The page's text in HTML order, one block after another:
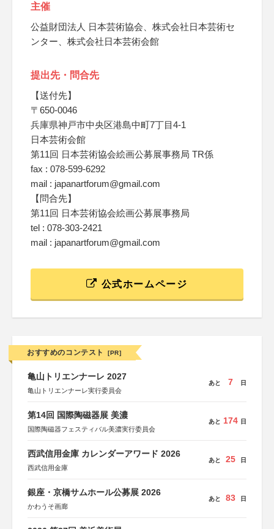
主催
公益財団法人 日本芸術協会、株式会社日本芸術セ
ンター、株式会社日本芸術会館
提出先・問合先
【送付先】
〒650-0046
兵庫県神戸市中央区港島中町7丁目4-1
日本芸術会館
第11回 日本芸術協会絵画公募展事務局 TR係
fax : 078-599-6292
mail : japanartforum@gmail.com
【問合先】
第11回 日本芸術協会絵画公募展事務局
tel : 078-303-2421
mail : japanartforum@gmail.com
公式ホームページ
おすすめのコンテスト [PR]
亀山トリエンナーレ 2027
亀山トリエンナーレ実行委員会
あと 7 日
第14回 国際陶磁器展 美濃
国際陶磁器フェスティバル美濃実行委員会
あと 174 日
西武信用金庫 カレンダーアワード 2026
西武信用金庫
あと 25 日
銀座・京橋サムホール公募展 2026
かわうそ画廊
あと 83 日